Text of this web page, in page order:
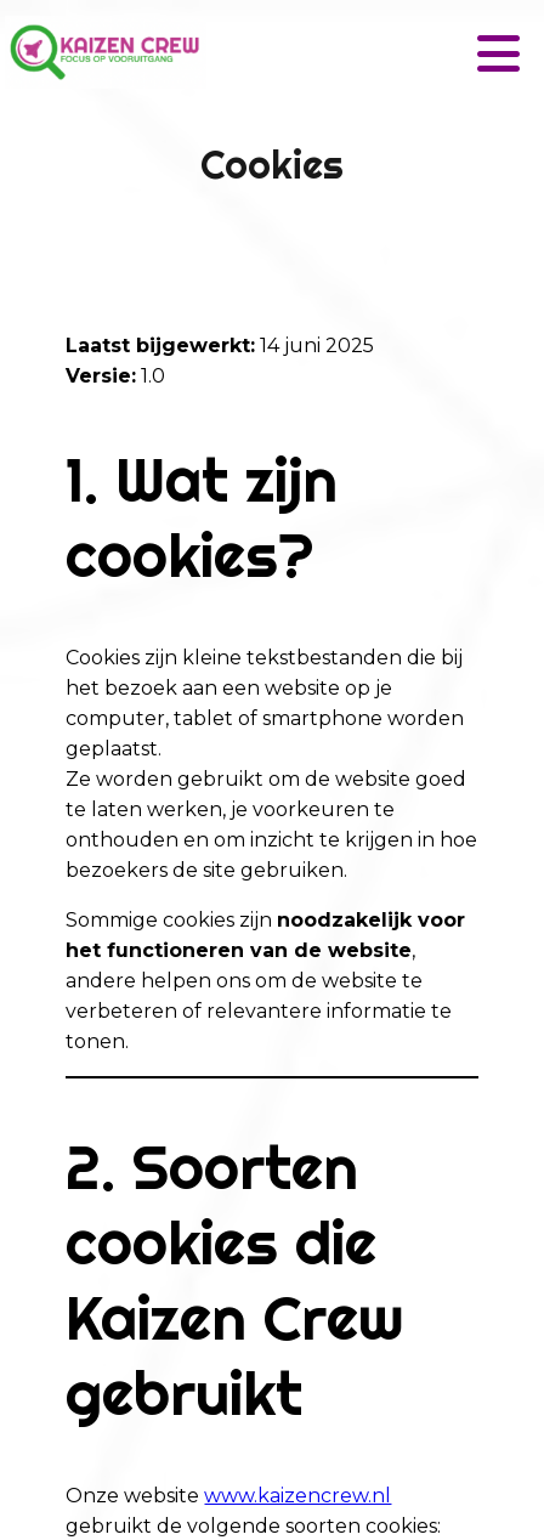
Cookies
Laatst bijgewerkt: 14 juni 2025
Versie: 1.0
1. Wat zijn
cookies?
Cookies zijn kleine tekstbestanden die bij
het bezoek aan een website op je
computer, tablet of smartphone worden
geplaatst.
Ze worden gebruikt om de website goed
te laten werken, je voorkeuren te
onthouden en om inzicht te krijgen in hoe
bezoekers de site gebruiken.
Sommige cookies zijn noodzakelijk voor
het functioneren van de website,
andere helpen ons om de website te
verbeteren of relevantere informatie te
tonen.
2. Soorten
cookies die
Kaizen Crew
gebruikt
Onze websitewww.kaizencrew.nl
gebruikt de volgende soorten cookies: